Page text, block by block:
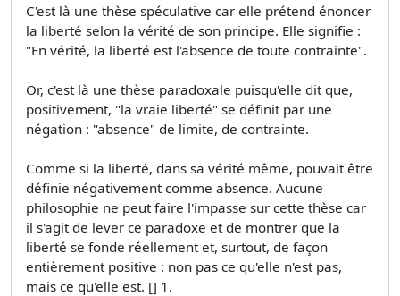
C'est là une thèse spéculative car elle prétend énoncer
la liberté selon la vérité de son principe. Elle signifie :
"En vérité, la liberté est l'absence de toute contrainte".
Or, c'est là une thèse paradoxale puisqu'elle dit que,
positivement, "la vraie liberté" se définit par une
négation : "absence" de limite, de contrainte.
Comme si la liberté, dans sa vérité même, pouvait être
définie négativement comme absence. Aucune
philosophie ne peut faire l'impasse sur cette thèse car
il s'agit de lever ce paradoxe et de montrer que la
liberté se fonde réellement et, surtout, de façon
entièrement positive : non pas ce qu'elle n'est pas,
mais ce qu'elle est. [] 1.